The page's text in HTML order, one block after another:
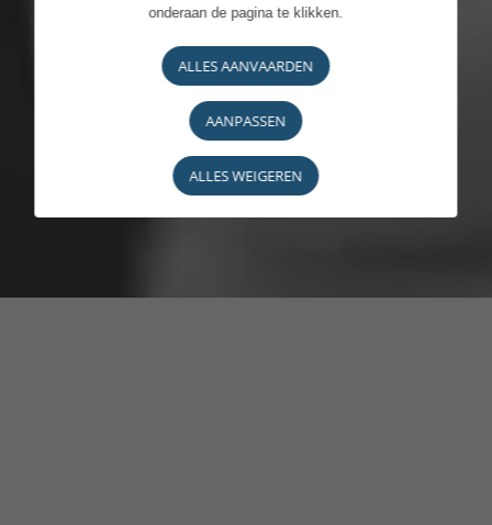
onderaan de pagina te klikken.
ALLES AANVAARDEN
AANPASSEN
ALLES WEIGEREN